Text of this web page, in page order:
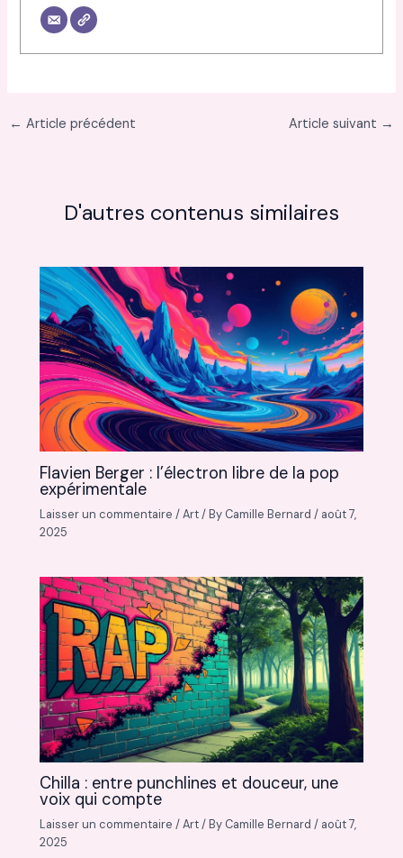
← Article précédent Article suivant →
D'autres contenus similaires
Flavien Berger : l’électron libre de la pop
expérimentale
Laisser un commentaire /Art/ By Camille Bernard/ août 7,
2025
Chilla : entre punchlines et douceur, une
voix qui compte
Laisser un commentaire /Art/ By Camille Bernard/ août 7,
2025